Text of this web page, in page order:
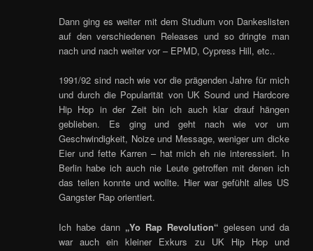
Dann ging es weiter mit dem Studium von Dankeslisten
auf den verschiedenen Releases und so dringte man
nach und nach weiter vor – EPMD, Cypress Hill, etc..
1991/92 sind nach wie vor die prägenden Jahre für mich
und durch die Popularität von UK Sound und Hardcore
Hip Hop in der Zeit bin ich auch klar drauf hängen
geblieben. Es ging und geht nach wie vor um
Geschwindigkeit, Noize und Message, weniger um dicke
Eier und fette Karren – hat mich eh nie interessiert. In
Berlin habe ich auch nie Leute getroffen mit denen ich
das teilen konnte und wollte. Hier war gefühlt alles US
Gangster Rap orientiert.
Ich habe dann „Yo Rap Revolution“ gelesen und da
war auch ein kleiner Exkurs zu UK Hip Hop und